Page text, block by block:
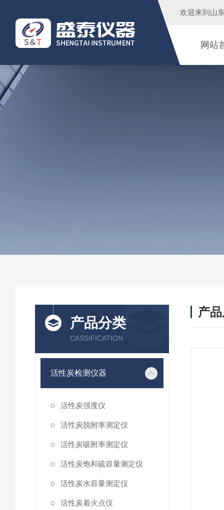
欢迎来到 山
网站
产品分类
CASSIFICATION
活性炭检测仪器
活性炭强度仪
活性炭脱附率测定仪
活性炭吸附率测定仪
活性炭饱和硫容量测定仪
活性炭水容量测定仪
活性炭着火点仪
产